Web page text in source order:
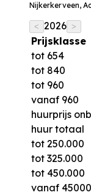
Nijkerkerveen,
< 2026 >
Prijsklasse
tot 654
tot 840
tot 960
vanaf 960
huurprijs
huur totaal
tot 250.000
tot 325.000
tot 450.000
vanaf